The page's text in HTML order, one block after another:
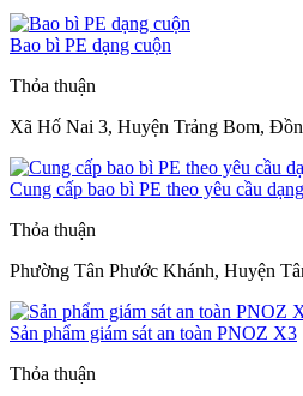
Bao bì PE dạng cuộn
Thỏa thuận
Xã Hố Nai 3, Huyện Trảng Bom,
Cung cấp bao bì PE theo yêu cầu
Thỏa thuận
Phường Tân Phước Khánh, Huyện
Sản phẩm giám sát an toàn PNOZ X3
Thỏa thuận